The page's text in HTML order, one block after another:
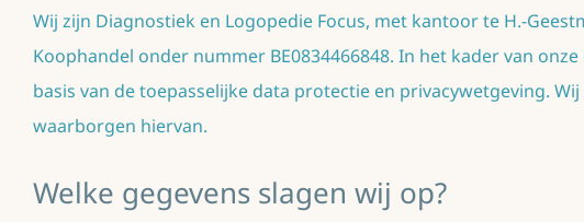
Wij zijn Diagnostiek en Logopedie Focus, met kantoor te H.-
Koophandel onder nummer BE0834466848. In het kader van
basis van de toepasselijke data protectie en privacywetgeving.
waarborgen hiervan.
Welke gegevens slagen wij op?